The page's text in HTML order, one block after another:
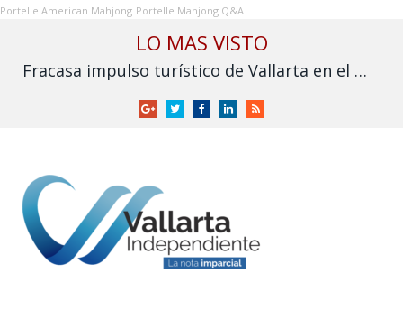
Portelle American Mahjong Portelle Mahjong Q&A
LO MAS VISTO
Fracasa impulso turístico de Vallarta en el Mundial: derrama cae frente a 2025
GoogleTwitterFacebookLinkedInRSS